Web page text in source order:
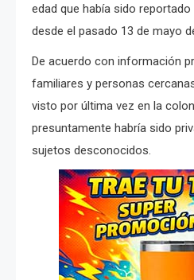
edad que había sido
desde el pasado 13 de mayo
De acuerdo con información
familiares y personas
visto por última vez en la
presuntamente habría sido
sujetos desconocidos.